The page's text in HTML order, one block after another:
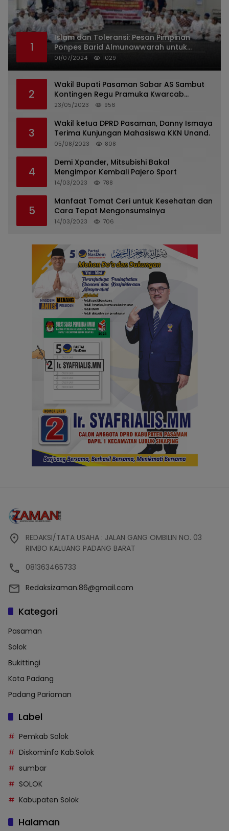
1
Islam dan Toleransi: Pesan Pimpinan
Ponpes Barid Almunawwarah untuk
Indonesia
01/07/2024 1029
2
Wakil Bupati Pasaman Sabar AS Sambut
Kontingen Regu Pramuka Kwarcab
Pasaman
23/05/2023 956
3
Wakil ketua DPRD Pasaman, Danny Ismaya
Terima Kunjungan Mahasiswa KKN Unand.
05/08/2023 808
4
Demi Xpander, Mitsubishi Bakal
Mengimpor Kembali Pajero Sport
14/03/2023 788
5
Manfaat Tomat Ceri untuk Kesehatan dan
Cara Tepat Mengonsumsinya
14/03/2023 706
REDAKSI/TATA USAHA : JALAN GANG OMBILIN NO. 03
RIMBO KALUANG PADANG BARAT
081363465733
Redaksizaman.86@gmail.com
Kategori
Pasaman
Solok
Bukittingi
Kota Padang
Padang Pariaman
Label
Pemkab Solok
Diskominfo Kab.Solok
sumbar
SOLOK
Kabupaten Solok
Halaman